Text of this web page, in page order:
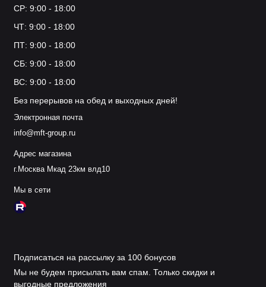
СР: 9:00 - 18:00
ЧТ: 9:00 - 18:00
ПТ: 9:00 - 18:00
СБ: 9:00 - 18:00
ВС: 9:00 - 18:00
Без перерывов на обед и выходных дней!
Электронная почта
info@mft-group.ru
Адрес магазина
г.Москва Мкад 23км влд10
Мы в сети
Подписаться на рассылку за 100 бонусов
Мы не будем присылать вам спам. Только скидки и
выгодные предложения